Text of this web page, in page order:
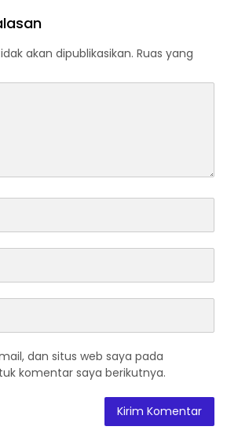
akan dipublikasikan. Ruas yang
dan situs web saya pada
komentar saya berikutnya.